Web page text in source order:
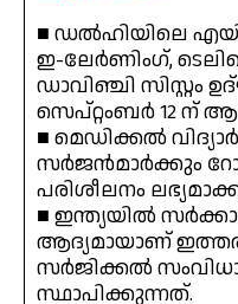
■ ഡൽഹിയിലെ
ഇ-ലേർണിംഗ്,
ഡാവിഞ്ചി സിസ്റ്റം
സെപ്റ്റംബർ 12 ന്
■ മെഡിക്കൽ
സർജൻമാർക്കും
പരിശീലനം
■ ഇന്ത്യയിൽ
ആദ്യമായാണ്
സർജിക്കൽ
സ്ഥാപിക്കുന്നത്.